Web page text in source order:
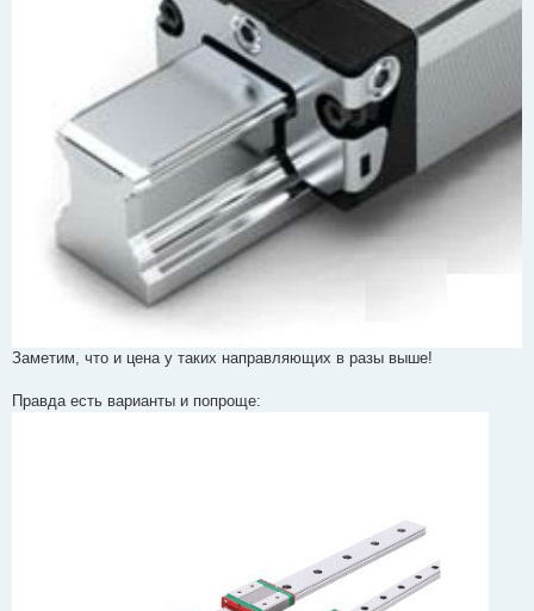
Заметим, что и цена у таких направляющих в разы выше!
Правда есть варианты и попроще: